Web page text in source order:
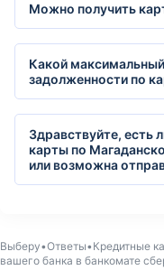
Можно получить
Какой
задолженности по
Здравствуйте, есть
карты по
или возможна
Выберу Ответы Кредитные
вашего банка в банкомате